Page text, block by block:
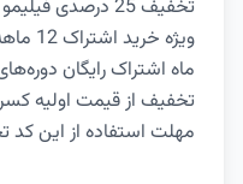
تخفیف 25 درصدی فیلیمو مدرسه
ماه اشتراک رایگان
تخفیف از قیمت اولیه
مهلت استفاده از این کد